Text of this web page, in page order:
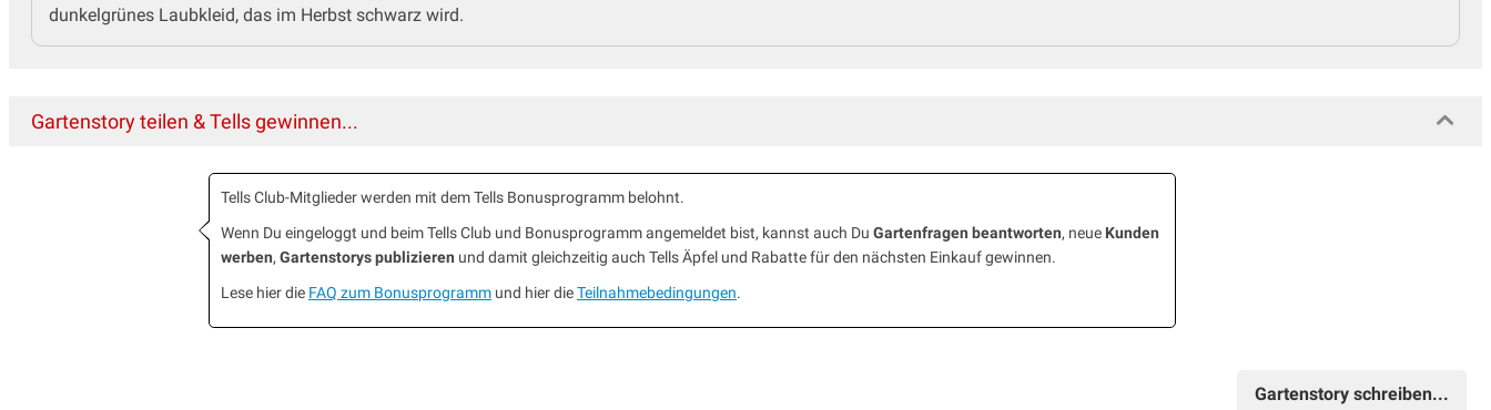
dunkelgrünes Laubkleid, das im Herbst schwarz wird.
Gartenstory teilen & Tells gewinnen...
Tells Club-Mitglieder werden mit dem Tells Bonusprogramm belohnt.
Wenn Du eingeloggt und beim Tells Club und Bonusprogramm angemeldet bist, kannst auch Du Gartenfragen beantworten, neue Kunden
werben, Gartenstorys publizieren und damit gleichzeitig auch Tells Äpfel und Rabatte für den nächsten Einkauf gewinnen.
Lese hier die FAQ zum Bonusprogramm und hier dieTeilnahmebedingungen.
Gartenstory schreiben...